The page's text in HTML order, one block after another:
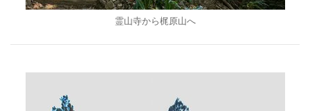
霊山寺から梶原山へ